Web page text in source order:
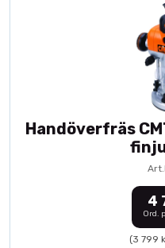
Handöverfräs
4
Ord.
(3 799